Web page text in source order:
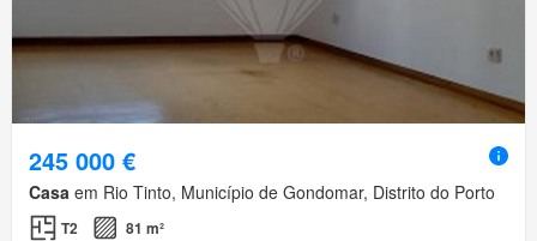
245 000 €
Casa em Rio Tinto, Município de Gondomar, Distrito do Porto
T2
81 m²